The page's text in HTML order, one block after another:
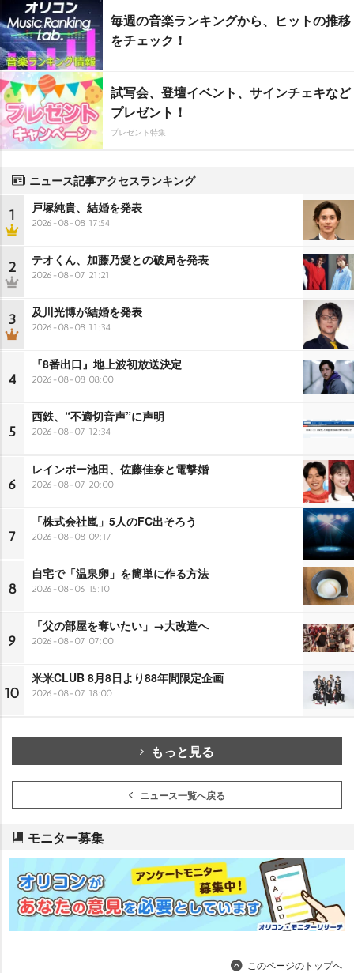
毎週の音楽ランキングから、ヒットの推移
をチェック！
試写会、登壇イベント、サインチェキなど
プレゼント！
プレゼント特集
ニュース記事アクセスランキング
1 戸塚純貴、結婚を発表
2026-08-08 17:54
2 テオくん、加藤乃愛との破局を発表
2026-08-07 21:21
3 及川光博が結婚を発表
2026-08-08 11:34
4
『8番出口』地上波初放送決定
2026-08-08 08:00
5
西鉄、“不適切音声”に声明
2026-08-07 12:34
6
レインボー池田、佐藤佳奈と電撃婚
2026-08-07 20:00
7
「株式会社嵐」5人のFC出そろう
2026-08-08 09:17
8
自宅で「温泉卵」を簡単に作る方法
2026-08-06 15:10
9
「父の部屋を奪いたい」→大改造へ
2026-08-07 07:00
10
米米CLUB 8月8日より88年間限定企画
2026-08-07 18:00
もっと見る
ニュース一覧へ戻る
モニター募集
このページのトップへ